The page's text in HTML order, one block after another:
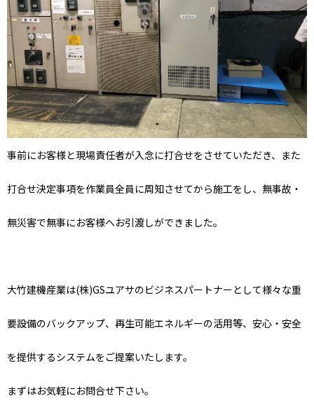
事前にお客様と現場責任者が入念に打合せをさせていただき、また
打合せ決定事項を作業員全員に周知させてから施工をし、無事故・
無災害で無事にお客様へお引渡しができました。
大竹建機産業は(株)GSユアサのビジネスパートナーとして様々な重
要設備のバックアップ、再生可能エネルギーの活用等、安心・安全
を提供するシステムをご提案いたします。
まずはお気軽にお問合せ下さい。